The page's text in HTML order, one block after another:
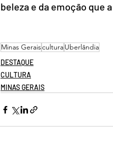
beleza e da emoção que
Minas GeraisculturaUberlândia
DESTAQUE
CULTURA
MINAS GERAIS